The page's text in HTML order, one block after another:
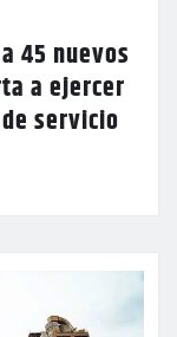
45 nuevos
a ejercer
servicio